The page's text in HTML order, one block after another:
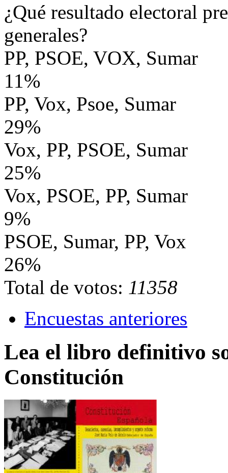
¿Qué resultado electoral
generales?
PP, PSOE, VOX, Sumar
11%
PP, Vox, Psoe, Sumar
29%
Vox, PP, PSOE, Sumar
25%
Vox, PSOE, PP, Sumar
9%
PSOE, Sumar, PP, Vox
26%
Total de votos: 11358
Encuestas anteriores
Lea el libro definitivo
Constitución